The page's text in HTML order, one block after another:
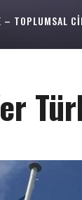
– TOPLUMSAL